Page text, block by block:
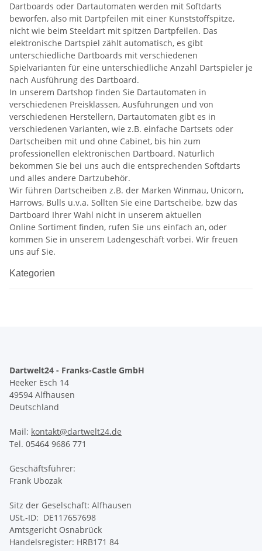
Dartboards oder Dartautomaten werden mit Softdarts
beworfen, also mit Dartpfeilen mit einer Kunststoffspitze,
nicht wie beim Steeldart mit spitzen Dartpfeilen. Das
elektronische Dartspiel zählt automatisch, es gibt
unterschiedliche Dartboards mit verschiedenen
Spielvarianten für eine unterschiedliche Anzahl Dartspieler je
nach Ausführung des Dartboard.
In unserem Dartshop finden Sie Dartautomaten in
verschiedenen Preisklassen, Ausführungen und von
verschiedenen Herstellern, Dartautomaten gibt es in
verschiedenen Varianten, wie z.B. einfache Dartsets oder
Dartscheiben mit und ohne Cabinet, bis hin zum
professionellen elektronischen Dartboard. Natürlich
bekommen Sie bei uns auch die entsprechenden Softdarts
und alles andere Dartzubehör.
Wir führen Dartscheiben z.B. der Marken Winmau, Unicorn,
Harrows, Bulls u.v.a. Sollten Sie eine Dartscheibe, bzw das
Dartboard Ihrer Wahl nicht in unserem aktuellen
Online Sortiment finden, rufen Sie uns einfach an, oder
kommen Sie in unserem Ladengeschäft vorbei. Wir freuen
uns auf Sie.
Kategorien
Dartwelt24 - Franks-Castle GmbH
Heeker Esch 14
49594 Alfhausen
Deutschland
Mail: kontakt@dartwelt24.de
Tel. 05464 9686 771
Geschäftsführer:
Frank Ubozak
Sitz der Geselschaft: Alfhausen
USt.-ID: DE117657698
Amtsgericht Osnabrück
Handelsregister: HRB171 84